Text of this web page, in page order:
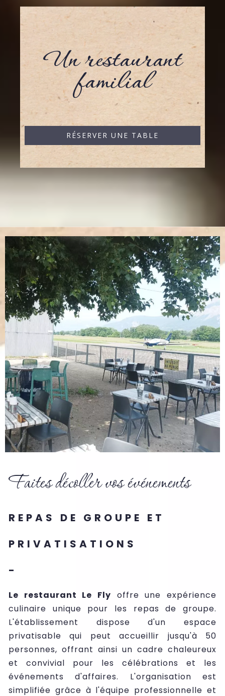
Un restaurant
familial
RÉSERVER UNE TABLE
Faites décoller vos événements
REPAS DE GROUPE ET
PRIVATISATIONS
-
Le restaurant Le Fly offre une expérience
culinaire unique pour les repas de groupe.
L'établissement dispose d'un espace
privatisable qui peut accueillir jusqu'à 50
personnes, offrant ainsi un cadre chaleureux
et convivial pour les célébrations et les
événements d'affaires. L'organisation est
simplifiée grâce à l'équipe professionnelle et